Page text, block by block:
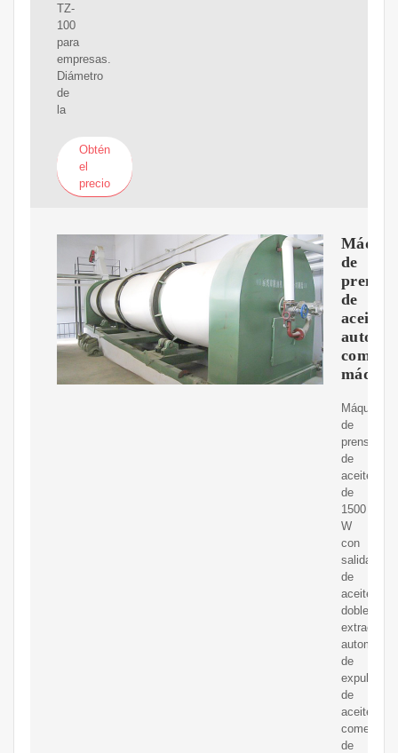
TZ-
100
para
empresas.
Diámetro
de
la
Obtén
el
precio
de
prensa
de
aceite
Máquina
de
prensa
de
aceite
de
1500
W
con
salidas
de
aceite
dobles,
extractor
automático
de
expulsor
de
aceite
comercial
de